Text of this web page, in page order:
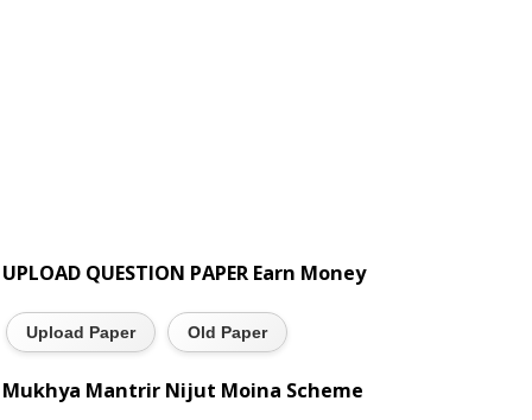
UPLOAD QUESTION PAPER Earn Money
Upload Paper Old Paper
Mukhya Mantrir Nijut Moina Scheme